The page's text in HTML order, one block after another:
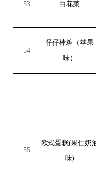
53 白花菜
54
仔仔棒糖（苹果
味）
55
欧式蛋糕(果仁奶
味)